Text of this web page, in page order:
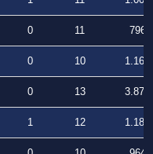
0 11
796
0 10
1.164
0 13
3.871
1 12
1.183